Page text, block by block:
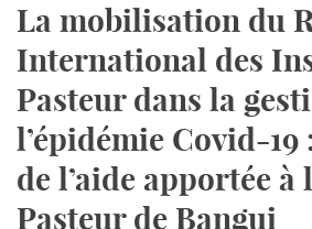
La mobilisation du
International des
Pasteur dans la
l’épidémie Covid-19
de l’aide apportée
Pasteur de Bangui